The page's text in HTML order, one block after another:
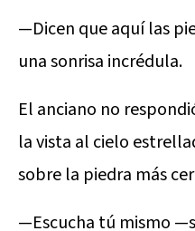
—Dicen que aquí las
una sonrisa incrédula.
El anciano no
la vista al cielo
sobre la piedra más
—Escucha tú mismo